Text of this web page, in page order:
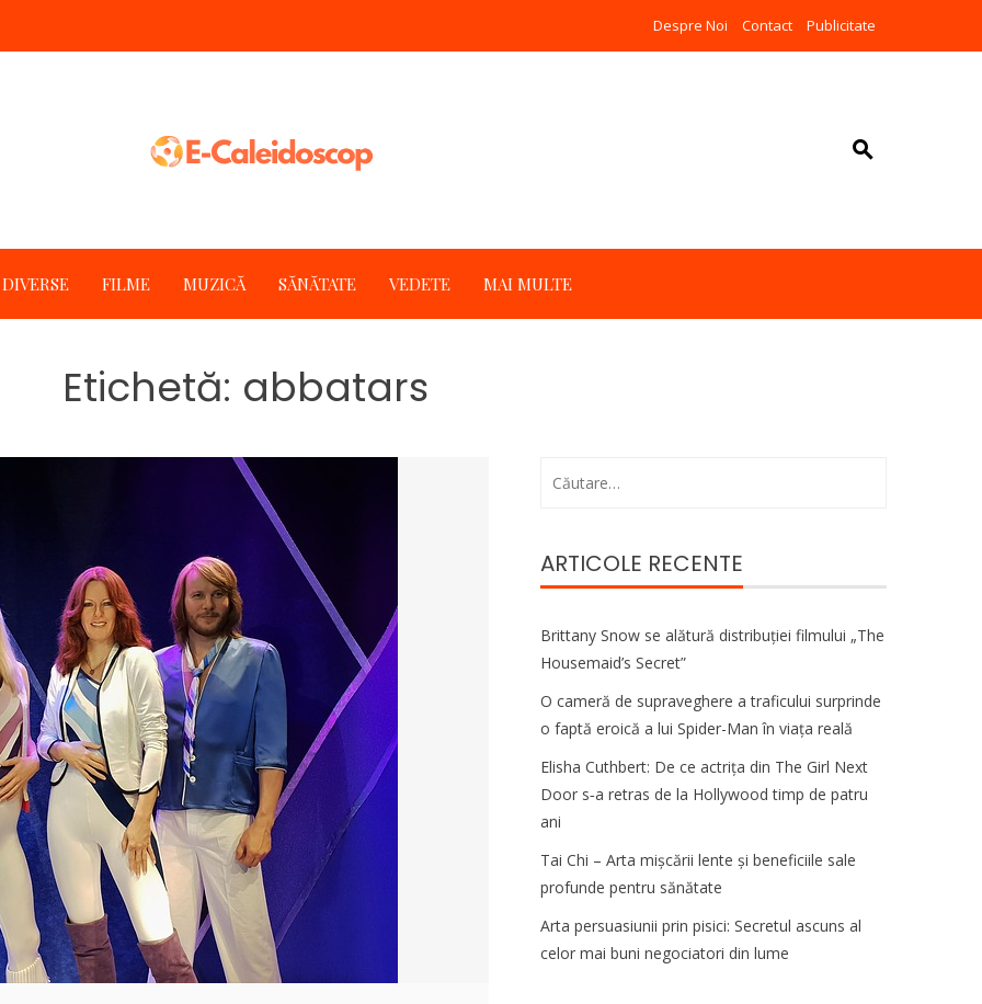
Despre Noi Contact Publicitate
DIVERSE FILME MUZICĂ SĂNĂTATE VEDETE MAI MULTE
Etichetă: abbatars
ARTICOLE RECENTE
Brittany Snow se alătură distribuției filmului „The
Housemaid’s Secret”
O cameră de supraveghere a traficului surprinde
o faptă eroică a lui Spider-Man în viața reală
Elisha Cuthbert: De ce actrița din The Girl Next
Door s‑a retras de la Hollywood timp de patru
ani
Tai Chi – Arta mișcării lente și beneficiile sale
profunde pentru sănătate
Arta persuasiunii prin pisici: Secretul ascuns al
celor mai buni negociatori din lume